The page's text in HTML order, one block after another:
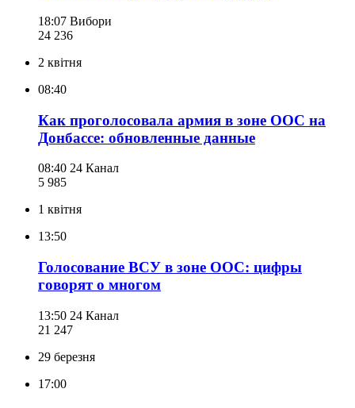
18:07 Вибори
24 236
2 квітня
08:40
Как проголосовала армия в зоне ООС на
Донбассе: обновленные данные
08:40 24 Канал
5 985
1 квітня
13:50
Голосование ВСУ в зоне ООС: цифры
говорят о многом
13:50 24 Канал
21 247
29 березня
17:00